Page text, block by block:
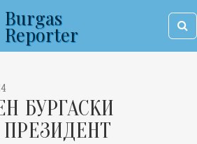
Burgas
Reporter
БУРГАСКИ